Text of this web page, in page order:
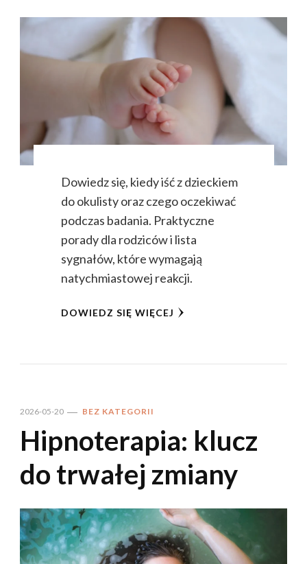
Dowiedz się, kiedy iść z dzieckiem
do okulisty oraz czego oczekiwać
podczas badania. Praktyczne
porady dla rodziców i lista
sygnałów, które wymagają
natychmiastowej reakcji.
DOWIEDZ SIĘ WIĘCEJ
2026-05-20 BEZ KATEGORII
Hipnoterapia: klucz
do trwałej zmiany